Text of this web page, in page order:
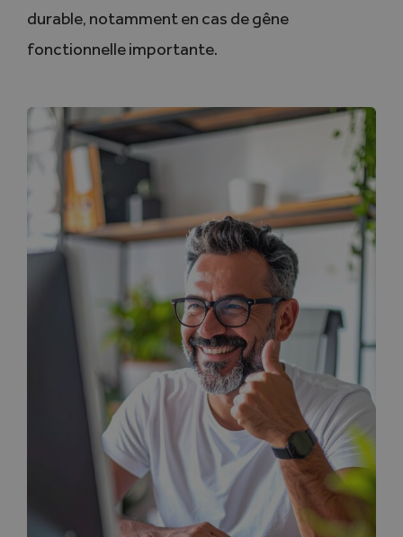
durable, notamment en cas de gêne
fonctionnelle importante.